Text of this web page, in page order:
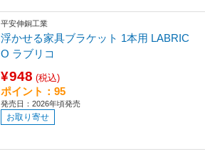
平安伸銅工業
浮かせる家具ブラケット 1本用 LABRIC
O ラブリコ
¥948 (税込)
ポイント：95
発売日：2026年頃発売
お取り寄せ